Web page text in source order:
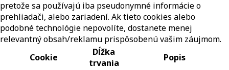
pretože sa používajú iba pseudonymné informácie o
prehliadači, alebo zariadení. Ak tieto cookies alebo
podobné technológie nepovolíte, dostanete menej
relevantný obsah/reklamu prispôsobenú vašim záujmom.
Cookie
Dĺžka
trvania
Popis